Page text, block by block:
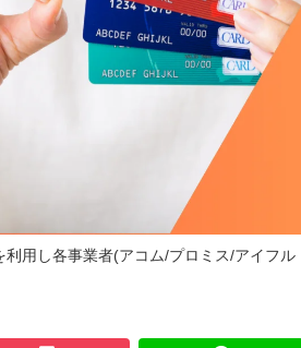
用し各事業者(アコム/プロミス/アイフル